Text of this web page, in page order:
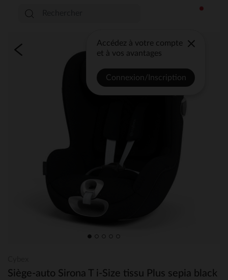
Accédez à votre compte
et à vos avantages
Connexion/Inscription
Siège-auto Sirona T i-Size tissu Plus sepia black